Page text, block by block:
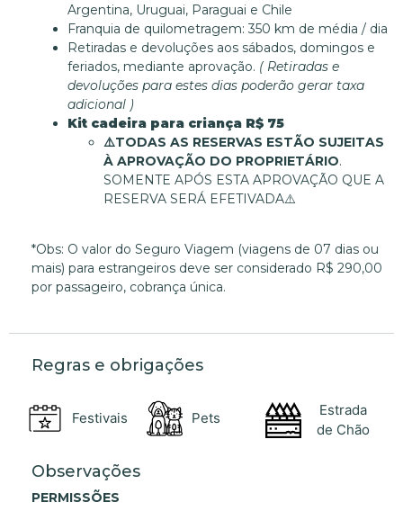
Argentina, Uruguai, Paraguai e Chile
Franquia de quilometragem: 350 km de média / dia
Retiradas e devoluções aos sábados, domingos e
feriados, mediante aprovação. ( Retiradas e
devoluções para estes dias poderão gerar taxa
adicional )
Kit cadeira para criança R$ 75
⚠️TODAS AS RESERVAS ESTÃO SUJEITAS
À APROVAÇÃO DO PROPRIETÁRIO.
SOMENTE APÓS ESTA APROVAÇÃO QUE A
RESERVA SERÁ EFETIVADA⚠️
*Obs: O valor do Seguro Viagem (viagens de 07 dias ou
mais) para estrangeiros deve ser considerado R$ 290,00
por passageiro, cobrança única.
Regras e obrigações
Festivais Pets
Estrada
de Chão
Observações
PERMISSÕES